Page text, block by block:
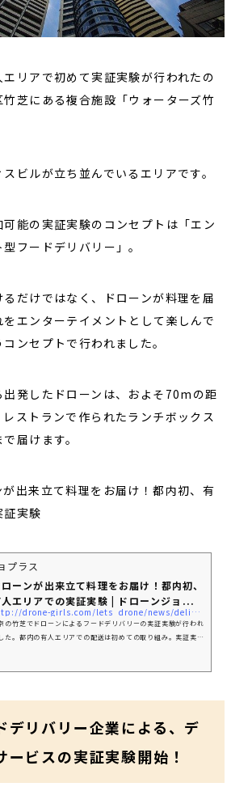
リアで初めて実証実験が行われたの
竹芝にある複合施設「ウォーターズ竹
ビルが立ち並んでいるエリアです。
可能の実証実験のコンセプトは「エン
フードデリバリー」。
だけではなく、ドローンが料理を届
をエンターテイメントとして楽しんで
ンセプトで行われました。
出発したドローンは、およそ70mの距
ストランで作られたランチボックス
届けます。
出来立て料理をお届け！都内初、有
証実験
プラス
ローンが出来立て料理をお届け！都内初、
エリアでの実証実験 | ドローンジョ...
http://drone-girls.com/lets_drone/news/delivery-cooking_drone/
の竹芝でドローンによるフードデリバリーの実証実験が行われ
た。都内の有人エリアでの配送は初めての取り組み。実証実験
デリバリー企業による、デ
ービスの実証実験開始！